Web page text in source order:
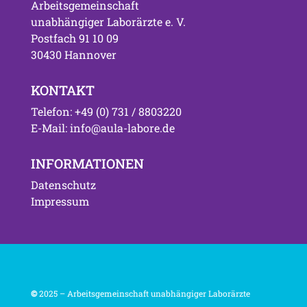
Arbeitsgemeinschaft
unabhängiger Laborärzte e. V.
Postfach 91 10 09
30430 Hannover
KONTAKT
Telefon: +49 (0) 731 / 8803220
E-Mail: info@aula-labore.de
INFORMATIONEN
Datenschutz
Impressum
©2025 – Arbeitsgemeinschaft unabhängiger Laborärzte